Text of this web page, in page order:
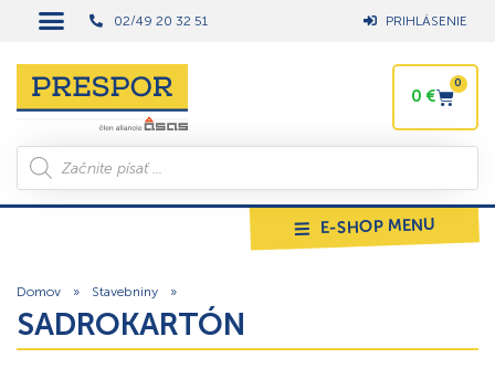
02/49 20 32 51 PRIHLÁSENIE
0 €
0
E-SHOP MENU
Domov » Stavebniny »
SADROKARTÓN